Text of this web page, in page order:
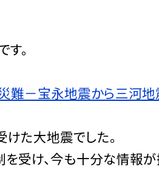
。
難－宝永地震から三河地
た大地震でした。
を受け、今も十分な情報